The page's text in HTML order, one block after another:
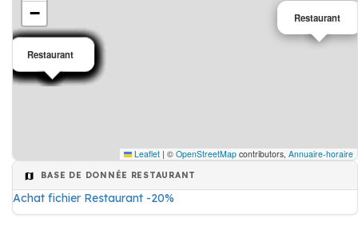
Restaurant
Restaurant
Restaurant
Restaurant
Restaurant
Restaurant
Restaurant
Restaurant
Restaurant
Restaurant
Restaurant
Restaurant
Restaurant
Restaurant
Restaurant
Restaurant
Restaurant
Restaurant
Restaurant
Restaurant
−
Leaflet | © OpenStreetMap contributors, Annuaire-horaire
BASE DE DONNÉE RESTAURANT
Achat fichier Restaurant -20%